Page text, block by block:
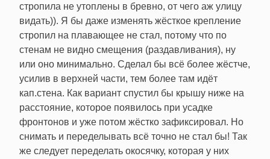
стропила не утоплены в бревно, от чего аж улицу
видать)). Я бы даже изменять жёсткое крепление
стропил на плавающее не стал, потому что по
стенам не видно смещения (раздавливания), ну
или оно минимально. Сделал бы всё более жёстче,
усилив в верхней части, тем более там идёт
кап.стена. Как вариант спустил бы крышу ниже на
расстояние, которое появилось при усадке
фронтонов и уже потом жёстко зафиксировал. Но
снимать и переделывать всё точно не стал бы! Так
же следует переделать окосячку, которая у них